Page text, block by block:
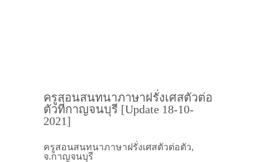
ครูสอนสนทนาภาษาฝรั่งเศสตัวต่อ
ตัวที่กาญจนบุรี [Update 18-10-
2021]
ครูสอนสนทนาภาษาฝรั่งเศสตัวต่อตัว,
จ.กาญจนบุรี